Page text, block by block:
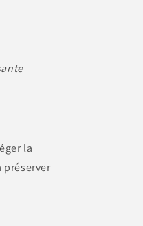
la
préserver